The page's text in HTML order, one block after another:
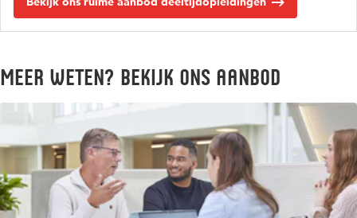
Meer weten? Bekijk ons aanbod